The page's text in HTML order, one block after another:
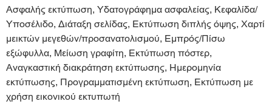
Ασφαλής εκτύπωση, Υδατογράφημα ασφαλείας, Κεφαλίδα/
Υποσέλιδο, Διάταξη σελίδας, Εκτύπωση διπλής όψης, Χαρτί
μεικτών μεγεθών/προσανατολισμού, Εμπρός/Πίσω
εξώφυλλα, Μείωση γραφίτη, Εκτύπωση πόστερ,
Αναγκαστική διακράτηση εκτύπωσης, Ημερομηνία
εκτύπωσης, Προγραμματισμένη εκτύπωση, Εκτύπωση με
χρήση εικονικού εκτυπωτή